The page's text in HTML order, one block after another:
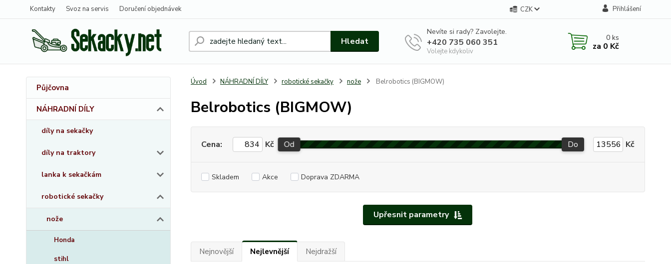
Kontakty Svoz na servis Doručení objednávek CZK Přihlášení
Hledat
Nevíte si rady? Zavolejte.
+420 735 060 351
Volejte kdykoliv
0ks
za 0 Kč
Půjčovna
NÁHRADNÍ DÍLY
díly na sekačky
díly na traktory
lanka k sekačkám
robotické sekačky
nože
Honda
stihl
Úvod NÁHRADNÍ DÍLY robotické sekačky nože Belrobotics (BIGMOW)
Belrobotics (BIGMOW)
Upřesnit parametry
Cena: Kč Od Do Kč
Skladem Akce Doprava ZDARMA
Nejnovější Nejlevnější Nejdražší